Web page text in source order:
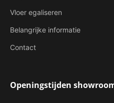
Vloer egaliseren
Belangrijke informatie
Contact
Openingstijden